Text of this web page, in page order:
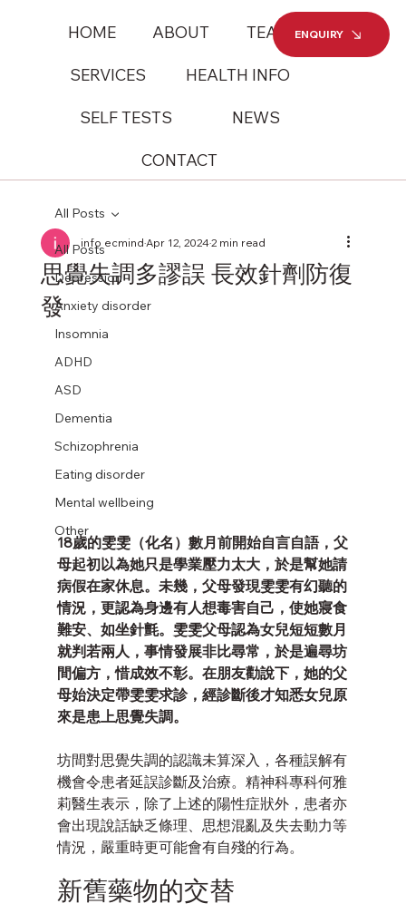
HOME ABOUT TEAM
SERVICES HEALTH INFO
SELF TESTS NEWS
CONTACT
ENQUIRY
All Posts
Depression
Anxiety disorder
Insomnia
ADHD
ASD
Dementia
Schizophrenia
Eating disorder
Mental wellbeing
Other
All Posts
思覺失調多謬誤 長效針劑防復
發
info ecmindApr 12, 20242 min read
18歲的雯雯（化名）數月前開始自言自語，父
母起初以為她只是學業壓力太大，於是幫她請
病假在家休息。未幾，父母發現雯雯有幻聽的
情況，更認為身邊有人想毒害自己，使她寢食
難安、如坐針氈。雯雯父母認為女兒短短數月
就判若兩人，事情發展非比尋常，於是遍尋坊
間偏方，惜成效不彰。在朋友勸說下，她的父
母始決定帶雯雯求診，經診斷後才知悉女兒原
來是患上思覺失調。
坊間對思覺失調的認識未算深入，各種誤解有
機會令患者延誤診斷及治療。精神科專科何雅
莉醫生表示，除了上述的陽性症狀外，患者亦
會出現說話缺乏條理、思想混亂及失去動力等
情況，嚴重時更可能會有自殘的行為。
新舊藥物的交替